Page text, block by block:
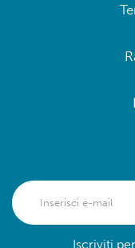
Iscriviti